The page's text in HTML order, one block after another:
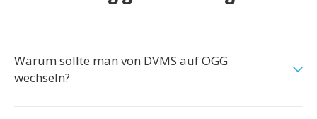
Warum sollte man von DVMS auf OGG
wechseln?